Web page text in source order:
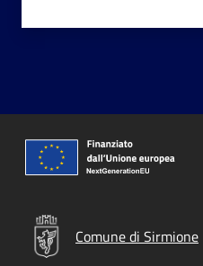
Comune di Sirmione